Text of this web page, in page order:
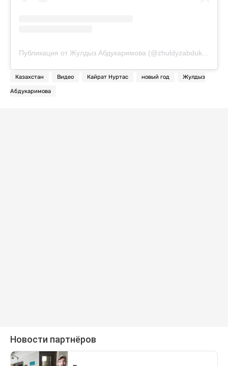
Казахстан Видео Кайрат Нуртас новый год Жулдыз
Абдукаримова